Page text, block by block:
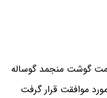
خصوص تعیین تکلیف قیمت گوشت منجمد گوساله
موافقت قرار گرفت